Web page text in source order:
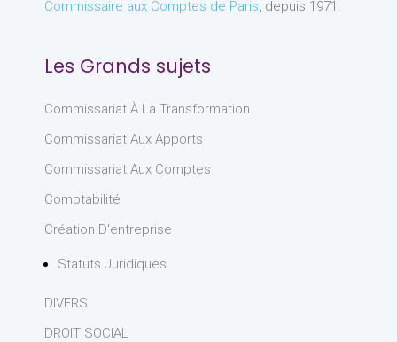
Commissaire aux Comptes de Paris , depuis 1971.
Les Grands sujets
Commissariat À La Transformation
Commissariat Aux Apports
Commissariat Aux Comptes
Comptabilité
Création D'entreprise
Statuts Juridiques
DIVERS
DROIT SOCIAL